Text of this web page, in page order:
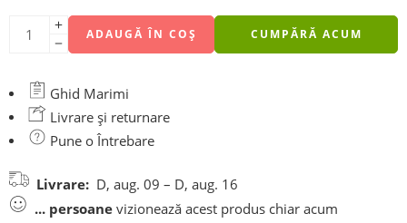
ADAUGĂ ÎN COȘ CUMPĂRĂ ACUM
Ghid Marimi
Livrare și returnare
Pune o Întrebare
Livrare: D, aug. 09 – D, aug. 16
... persoane vizionează acest produs chiar acum